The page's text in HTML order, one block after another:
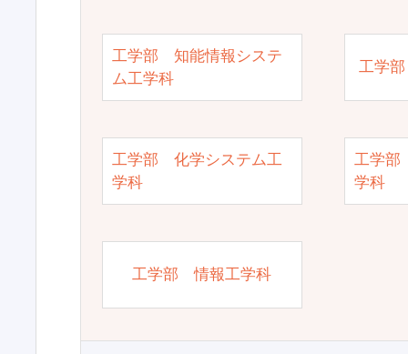
工学部 知能情報システ
ム工学科
工学
工学部 化学システム工
学科
工学部
学科
工学部 情報工学科